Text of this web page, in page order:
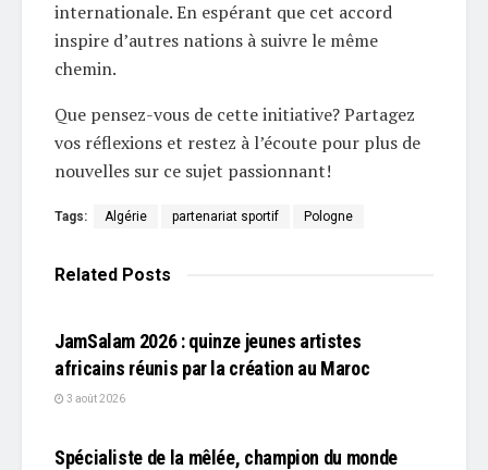
internationale. En espérant que cet accord
inspire d’autres nations à suivre le même
chemin.
Que pensez-vous de cette initiative? Partagez
vos réflexions et restez à l’écoute pour plus de
nouvelles sur ce sujet passionnant!
Tags: Algérie partenariat sportif Pologne
Related Posts
JamSalam 2026 : quinze jeunes artistes
africains réunis par la création au Maroc
3 août 2026
Spécialiste de la mêlée, champion du monde